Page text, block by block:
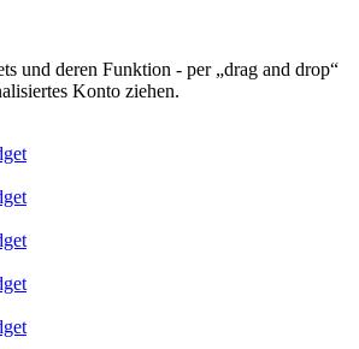
und deren Funktion - per „drag and drop“
Konto ziehen.